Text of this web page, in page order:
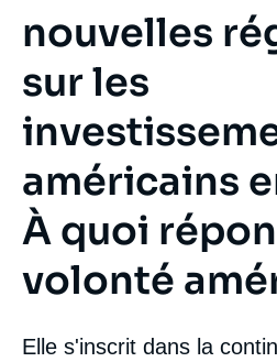
nouvelles
sur les
américains
À quoi
volonté
Elle s'inscrit dans la